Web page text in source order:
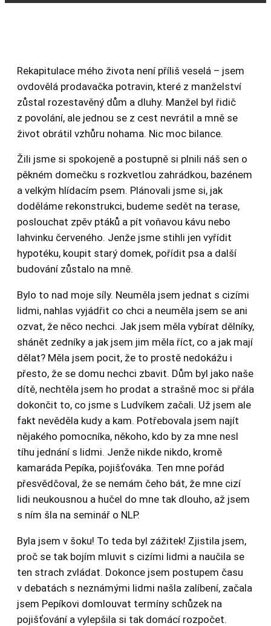
Rekapitulace mého života není příliš veselá – jsem
ovdovělá prodavačka potravin, které z manželství
zůstal rozestavěný dům a dluhy. Manžel byl řidič
z povolání, ale jednou se z cest nevrátil a mně se
život obrátil vzhůru nohama. Nic moc bilance.
Žili jsme si spokojeně a postupně si plnili náš sen o
pěkném domečku s rozkvetlou zahrádkou, bazénem
a velkým hlídacím psem. Plánovali jsme si, jak
doděláme rekonstrukci, budeme sedět na terase,
poslouchat zpěv ptáků a pít voňavou kávu nebo
lahvinku červeného. Jenže jsme stihli jen vyřídit
hypotéku, koupit starý domek, pořídit psa a další
budování zůstalo na mně.
Bylo to nad moje síly. Neuměla jsem jednat s cizími
lidmi, nahlas vyjádřit co chci a neuměla jsem se ani
ozvat, že něco nechci. Jak jsem měla vybírat dělníky,
shánět zedníky a jak jsem jim měla říct, co a jak mají
dělat? Měla jsem pocit, že to prostě nedokážu i
přesto, že se domu nechci zbavit. Dům byl jako naše
dítě, nechtěla jsem ho prodat a strašně moc si přála
dokončit to, co jsme s Ludvíkem začali. Už jsem ale
fakt nevěděla kudy a kam. Potřebovala jsem najít
nějakého pomocníka, někoho, kdo by za mne nesl
tíhu jednání s lidmi. Jenže nikde nikdo, kromě
kamaráda Pepíka, pojišťováka. Ten mne pořád
přesvědčoval, že se nemám čeho bát, že mne cizí
lidi neukousnou a hučel do mne tak dlouho, až jsem
s ním šla na seminář o NLP.
Byla jsem v šoku! To teda byl zážitek! Zjistila jsem,
proč se tak bojím mluvit s cizími lidmi a naučila se
ten strach zvládat. Dokonce jsem postupem času
v debatách s neznámými lidmi našla zalíbení, začala
jsem Pepíkovi domlouvat termíny schůzek na
pojišťování a vylepšila si tak domácí rozpočet.